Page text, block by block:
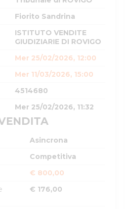
Fiorito Sandrina
ISTITUTO VENDITE
GIUDIZIARIE DI ROVIGO
Mer 25/02/2026, 12:00
Mer 11/03/2026, 15:00
4514680
Mer 25/02/2026, 11:32
Asincrona
Competitiva
€ 800,00
€ 176,00